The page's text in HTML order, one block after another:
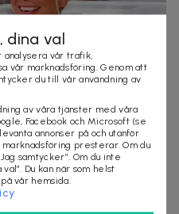
& vandring på
dina val
analysera vår trafik,
vår marknadsföring. Genom att
du till vår användning av
av våra tjänster med våra
Facebook och Microsoft (se
annonser på och utanför
presterar. Om du
samtycker”. Om du inte
Du kan när som helst
vår hemsida.